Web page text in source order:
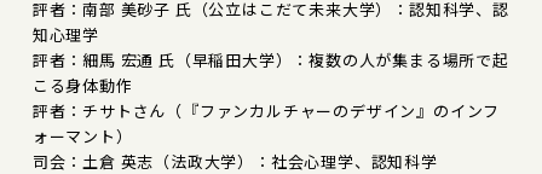
評者：南部 美砂子 氏（公立はこだて未来大学）：認知科学、認
知心理学
評者：細馬 宏通 氏（早稲田大学）：複数の人が集まる場所で起
こる身体動作
評者：チサトさん（『ファンカルチャーのデザイン』のインフ
ォーマント）
司会：土倉 英志（法政大学）：社会心理学、認知科学